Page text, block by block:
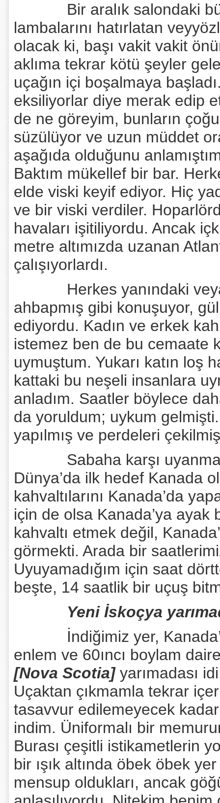
Bir aralık salondaki
lambalarını hatırlatan
olacak ki, başı vakit vakit
aklıma tekrar kötü şeyler
uçağın içi boşalmaya
eksiliyorlar diye merak edip
de ne göreyim, bunların
süzülüyor ve uzun müddet
aşağıda olduğunu
Baktım mükellef bir bar.
elde viski keyif ediyor. Hiç
ve bir viski verdiler.
havaları işitiliyordu. Ancak
metre altımızda uzanan
çalışıyorlardı.
Herkes yanındaki veya
ahbapmış gibi konuşuyor,
ediyordu. Kadın ve erkek
istemez ben de bu cemaate
uymuştum. Yukarı katın loş
kattaki bu neşeli insanlara
anladım. Saatler böylece
da yoruldum; uykum gelmişti.
yapılmış ve perdeleri
Sabaha karşı
Dünya’da ilk hedef Kanada
kahvaltılarını Kanada’da
için de olsa Kanada’ya
kahvaltı etmek değil,
görmekti. Arada bir
Uyuyamadığım için saat
beşte, 14 saatlik bir uçuş
Yeni İskoçya
İndiğimiz yer,
enlem ve 60ıncı boylam
[Nova Scotia]yarımadası
Uçaktan çıkmamla tekrar
tasavvur edilemeyecek
indim. Üniformalı bir
Burası çeşitli istikametlerin
bir ışık altında öbek öbek
mensup oldukları, ancak